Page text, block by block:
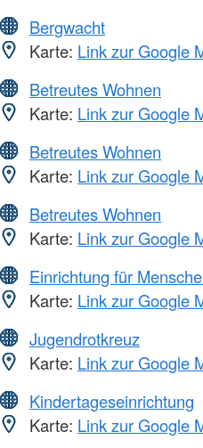
Bergwacht
Karte: Link zur Google
Betreutes Wohnen
Karte: Link zur Google
Betreutes Wohnen
Karte: Link zur Google
Betreutes Wohnen
Karte: Link zur Google
Einrichtung für
Karte: Link zur Google
Jugendrotkreuz
Karte: Link zur Google
Kindertageseinrichtung
Karte: Link zur Google